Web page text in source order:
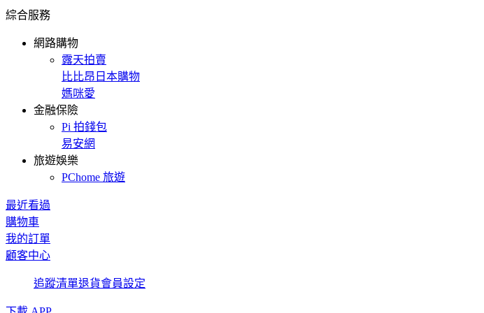
綜合服務
網路購物
露天拍賣
比比昂日本購物
媽咪愛
金融保險
Pi 拍錢包
易安網
旅遊娛樂
PChome 旅遊
最近看過
購物車
我的訂單
顧客中心
追蹤清單退貨會員設定